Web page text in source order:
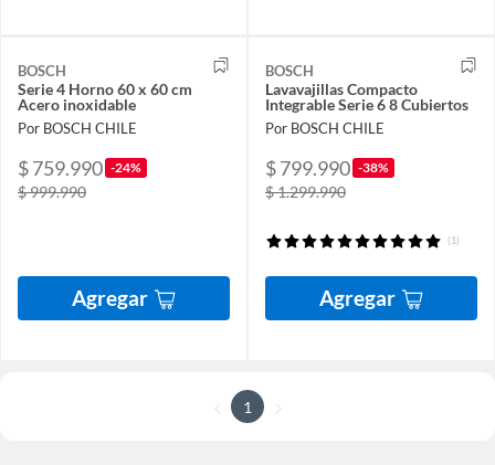
BOSCH
Serie 4 Horno 60 x 60 cm
Acero inoxidable
Por BOSCH CHILE
$ 759.990 -24%
$ 999.990
Agregar
BOSCH
Lavavajillas Compacto
Integrable Serie 6 8 Cubiertos
Por BOSCH CHILE
$ 799.990 -38%
$ 1.299.990
(1)
Agregar
1